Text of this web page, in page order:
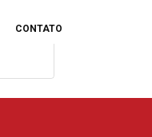
CONTATO